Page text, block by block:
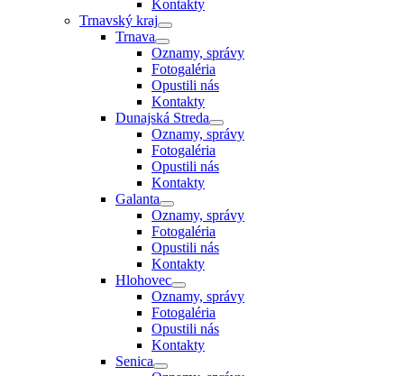
Kontakty
Trnavský kraj
Trnava
Oznamy, správy
Fotogaléria
Opustili nás
Kontakty
Dunajská Streda
Oznamy, správy
Fotogaléria
Opustili nás
Kontakty
Galanta
Oznamy, správy
Fotogaléria
Opustili nás
Kontakty
Hlohovec
Oznamy, správy
Fotogaléria
Opustili nás
Kontakty
Senica